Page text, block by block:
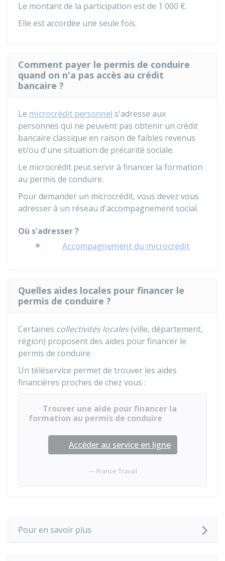
Le montant de la participation est de 1 000 €.
Elle est accordée une seule fois.
Comment payer le permis de conduire
quand on n'a pas accès au crédit
bancaire ?
Le microcrédit personnel s'adresse aux
personnes qui ne peuvent pas obtenir un crédit
bancaire classique en raison de faibles revenus
et/ou d'une situation de précarité sociale.
Le microcrédit peut servir à financer la formation
au permis de conduire.
Pour demander un microcrédit, vous devez vous
adresser à un réseau d'accompagnement social.
Où s'adresser ?
Accompagnement du microcrédit
Quelles aides locales pour financer le
permis de conduire ?
Certaines collectivités locales(ville, département,
région) proposent des aides pour financer le
permis de conduire.
Un téléservice permet de trouver les aides
financières proches de chez vous :
Trouver une aide pour financer la
formation au permis de conduire
Accéder au service en ligne
France Travail
Pour en savoir plus